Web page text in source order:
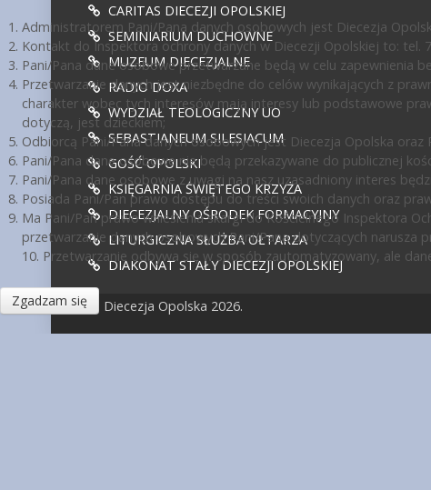
CARITAS DIECEZJI OPOLSKIEJ
SEMINIARIUM DUCHOWNE
MUZEUM DIECEZJALNE
RADIO DOXA
WYDZIAŁ TEOLOGICZNY UO
SEBASTIANEUM SILESIACUM
GOŚĆ OPOLSKI
KSIĘGARNIA ŚWIĘTEGO KRZYŻA
DIECEZJALNY OŚRODEK FORMACYJNY
LITURGICZNA SŁUŻBA OŁTARZA
DIAKONAT STAŁY DIECEZJI OPOLSKIEJ
© Diecezja Opolska 2026.
Administratorem Pani/Pana danych osobowych jest Diecezja
Kontakt do Inspektora ochrony danych w Diecezji Opolskiej to: tel.
Pani/Pana dane osobowe przetwarzane będą w celu zapewnienia
Przetwarzanie danych jest niezbędne do celów wynikających z
charakter wobec tych interesów mają interesy lub podstawowe
dotyczą, jest dzieckiem;
Odbiorcą Pani/Pana danych osobowych jest Diecezja Opolska oraz
Pani/Pana dane osobowe nie będą przekazywane do publicznej
Pani/Pana dane osobowe z uwagi na nasz uzasadniony interes
Posiada Pani/Pan prawo dostępu do treści swoich danych oraz
Ma Pani/Pan prawo wniesienia skargi do Kościelnego Inspektora
przetwarzanie danych osobowych Pani/Pana dotyczących narusza
10. Przetwarzanie odbywa się w sposób zautomatyzowany, ale
Zgadzam się